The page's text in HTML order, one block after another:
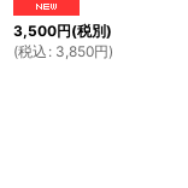
3,500円(税別)
(税込 : 3,850円)